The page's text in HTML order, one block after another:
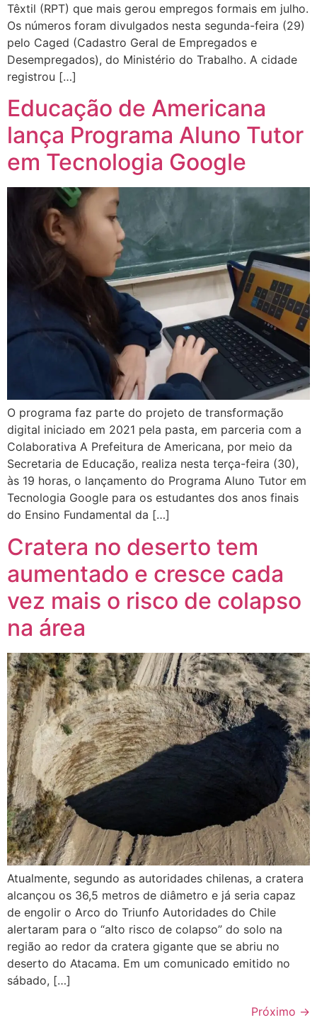
Têxtil (RPT) que mais gerou empregos formais em julho.
Os números foram divulgados nesta segunda-feira (29)
pelo Caged (Cadastro Geral de Empregados e
Desempregados), do Ministério do Trabalho. A cidade
registrou […]
Educação de Americana
lança Programa Aluno Tutor
em Tecnologia Google
O programa faz parte do projeto de transformação
digital iniciado em 2021 pela pasta, em parceria com a
Colaborativa A Prefeitura de Americana, por meio da
Secretaria de Educação, realiza nesta terça-feira (30),
às 19 horas, o lançamento do Programa Aluno Tutor em
Tecnologia Google para os estudantes dos anos finais
do Ensino Fundamental da […]
Cratera no deserto tem
aumentado e cresce cada
vez mais o risco de colapso
na área
Atualmente, segundo as autoridades chilenas, a cratera
alcançou os 36,5 metros de diâmetro e já seria capaz
de engolir o Arco do Triunfo Autoridades do Chile
alertaram para o “alto risco de colapso” do solo na
região ao redor da cratera gigante que se abriu no
deserto do Atacama. Em um comunicado emitido no
sábado, […]
Próximo →